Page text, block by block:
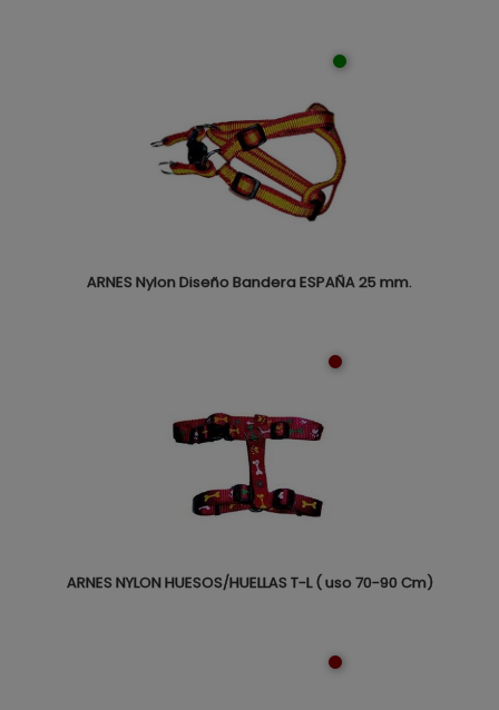
ARNES Nylon Diseño Bandera ESPAÑA 25 mm.
ARNES NYLON HUESOS/HUELLAS T-L ( uso 70-90 Cm)